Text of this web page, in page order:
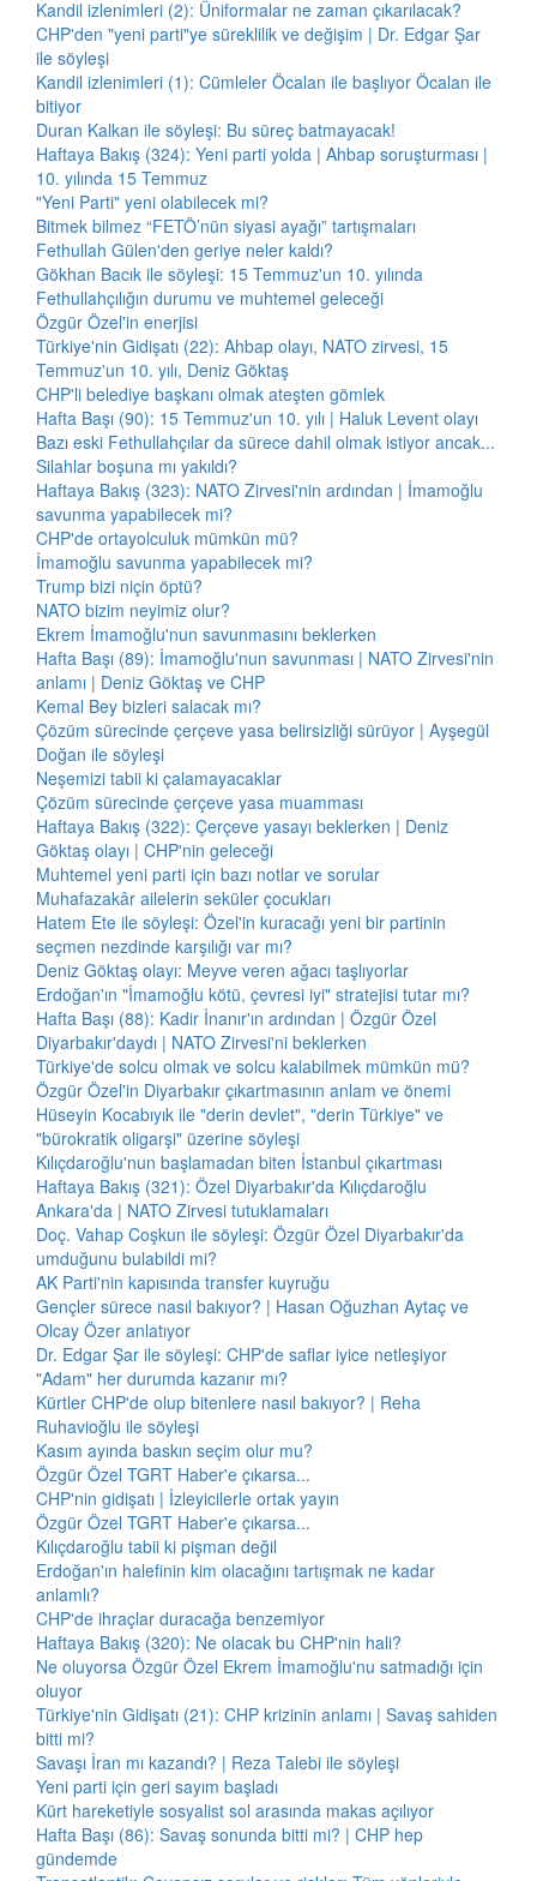
Kandil izlenimleri (2): Üniformalar ne zaman çıkarılacak?
CHP'den "yeni parti"ye süreklilik ve değişim | Dr. Edgar Şar
ile söyleşi
Kandil izlenimleri (1): Cümleler Öcalan ile başlıyor Öcalan ile
bitiyor
Duran Kalkan ile söyleşi: Bu süreç batmayacak!
Haftaya Bakış (324): Yeni parti yolda | Ahbap soruşturması |
10. yılında 15 Temmuz
"Yeni Parti" yeni olabilecek mi?
Bitmek bilmez “FETÖ’nün siyasi ayağı” tartışmaları
Fethullah Gülen'den geriye neler kaldı?
Gökhan Bacık ile söyleşi: 15 Temmuz'un 10. yılında
Fethullahçılığın durumu ve muhtemel geleceği
Özgür Özel'in enerjisi
Türkiye'nin Gidişatı (22): Ahbap olayı, NATO zirvesi, 15
Temmuz'un 10. yılı, Deniz Göktaş
CHP'li belediye başkanı olmak ateşten gömlek
Hafta Başı (90): 15 Temmuz'un 10. yılı | Haluk Levent olayı
Bazı eski Fethullahçılar da sürece dahil olmak istiyor ancak...
Silahlar boşuna mı yakıldı?
Haftaya Bakış (323): NATO Zirvesi'nin ardından | İmamoğlu
savunma yapabilecek mi?
CHP'de ortayolculuk mümkün mü?
İmamoğlu savunma yapabilecek mi?
Trump bizi niçin öptü?
NATO bizim neyimiz olur?
Ekrem İmamoğlu'nun savunmasını beklerken
Hafta Başı (89): İmamoğlu'nun savunması | NATO Zirvesi'nin
anlamı | Deniz Göktaş ve CHP
Kemal Bey bizleri salacak mı?
Çözüm sürecinde çerçeve yasa belirsizliği sürüyor | Ayşegül
Doğan ile söyleşi
Neşemizi tabii ki çalamayacaklar
Çözüm sürecinde çerçeve yasa muamması
Haftaya Bakış (322): Çerçeve yasayı beklerken | Deniz
Göktaş olayı | CHP'nin geleceği
Muhtemel yeni parti için bazı notlar ve sorular
Muhafazakâr ailelerin seküler çocukları
Hatem Ete ile söyleşi: Özel'in kuracağı yeni bir partinin
seçmen nezdinde karşılığı var mı?
Deniz Göktaş olayı: Meyve veren ağacı taşlıyorlar
Erdoğan'ın "İmamoğlu kötü, çevresi iyi" stratejisi tutar mı?
Hafta Başı (88): Kadir İnanır'ın ardından | Özgür Özel
Diyarbakır'daydı | NATO Zirvesi'ni beklerken
Türkiye'de solcu olmak ve solcu kalabilmek mümkün mü?
Özgür Özel'in Diyarbakır çıkartmasının anlam ve önemi
Hüseyin Kocabıyık ile "derin devlet", "derin Türkiye" ve
"bürokratik oligarşi" üzerine söyleşi
Kılıçdaroğlu'nun başlamadan biten İstanbul çıkartması
Haftaya Bakış (321): Özel Diyarbakır'da Kılıçdaroğlu
Ankara'da | NATO Zirvesi tutuklamaları
Doç. Vahap Coşkun ile söyleşi: Özgür Özel Diyarbakır'da
umduğunu bulabildi mi?
AK Parti'nin kapısında transfer kuyruğu
Gençler sürece nasıl bakıyor? | Hasan Oğuzhan Aytaç ve
Olcay Özer anlatıyor
Dr. Edgar Şar ile söyleşi: CHP'de saflar iyice netleşiyor
"Adam" her durumda kazanır mı?
Kürtler CHP'de olup bitenlere nasıl bakıyor? | Reha
Ruhavioğlu ile söyleşi
Kasım ayında baskın seçim olur mu?
Özgür Özel TGRT Haber'e çıkarsa...
CHP'nin gidişatı | İzleyicilerle ortak yayın
Özgür Özel TGRT Haber'e çıkarsa...
Kılıçdaroğlu tabii ki pişman değil
Erdoğan'ın halefinin kim olacağını tartışmak ne kadar
anlamlı?
CHP'de ihraçlar duracağa benzemiyor
Haftaya Bakış (320): Ne olacak bu CHP'nin hali?
Ne oluyorsa Özgür Özel Ekrem İmamoğlu'nu satmadığı için
oluyor
Türkiye'nin Gidişatı (21): CHP krizinin anlamı | Savaş sahiden
bitti mi?
Savaşı İran mı kazandı? | Reza Talebi ile söyleşi
Yeni parti için geri sayım başladı
Kürt hareketiyle sosyalist sol arasında makas açılıyor
Hafta Başı (86): Savaş sonunda bitti mi? | CHP hep
gündemde